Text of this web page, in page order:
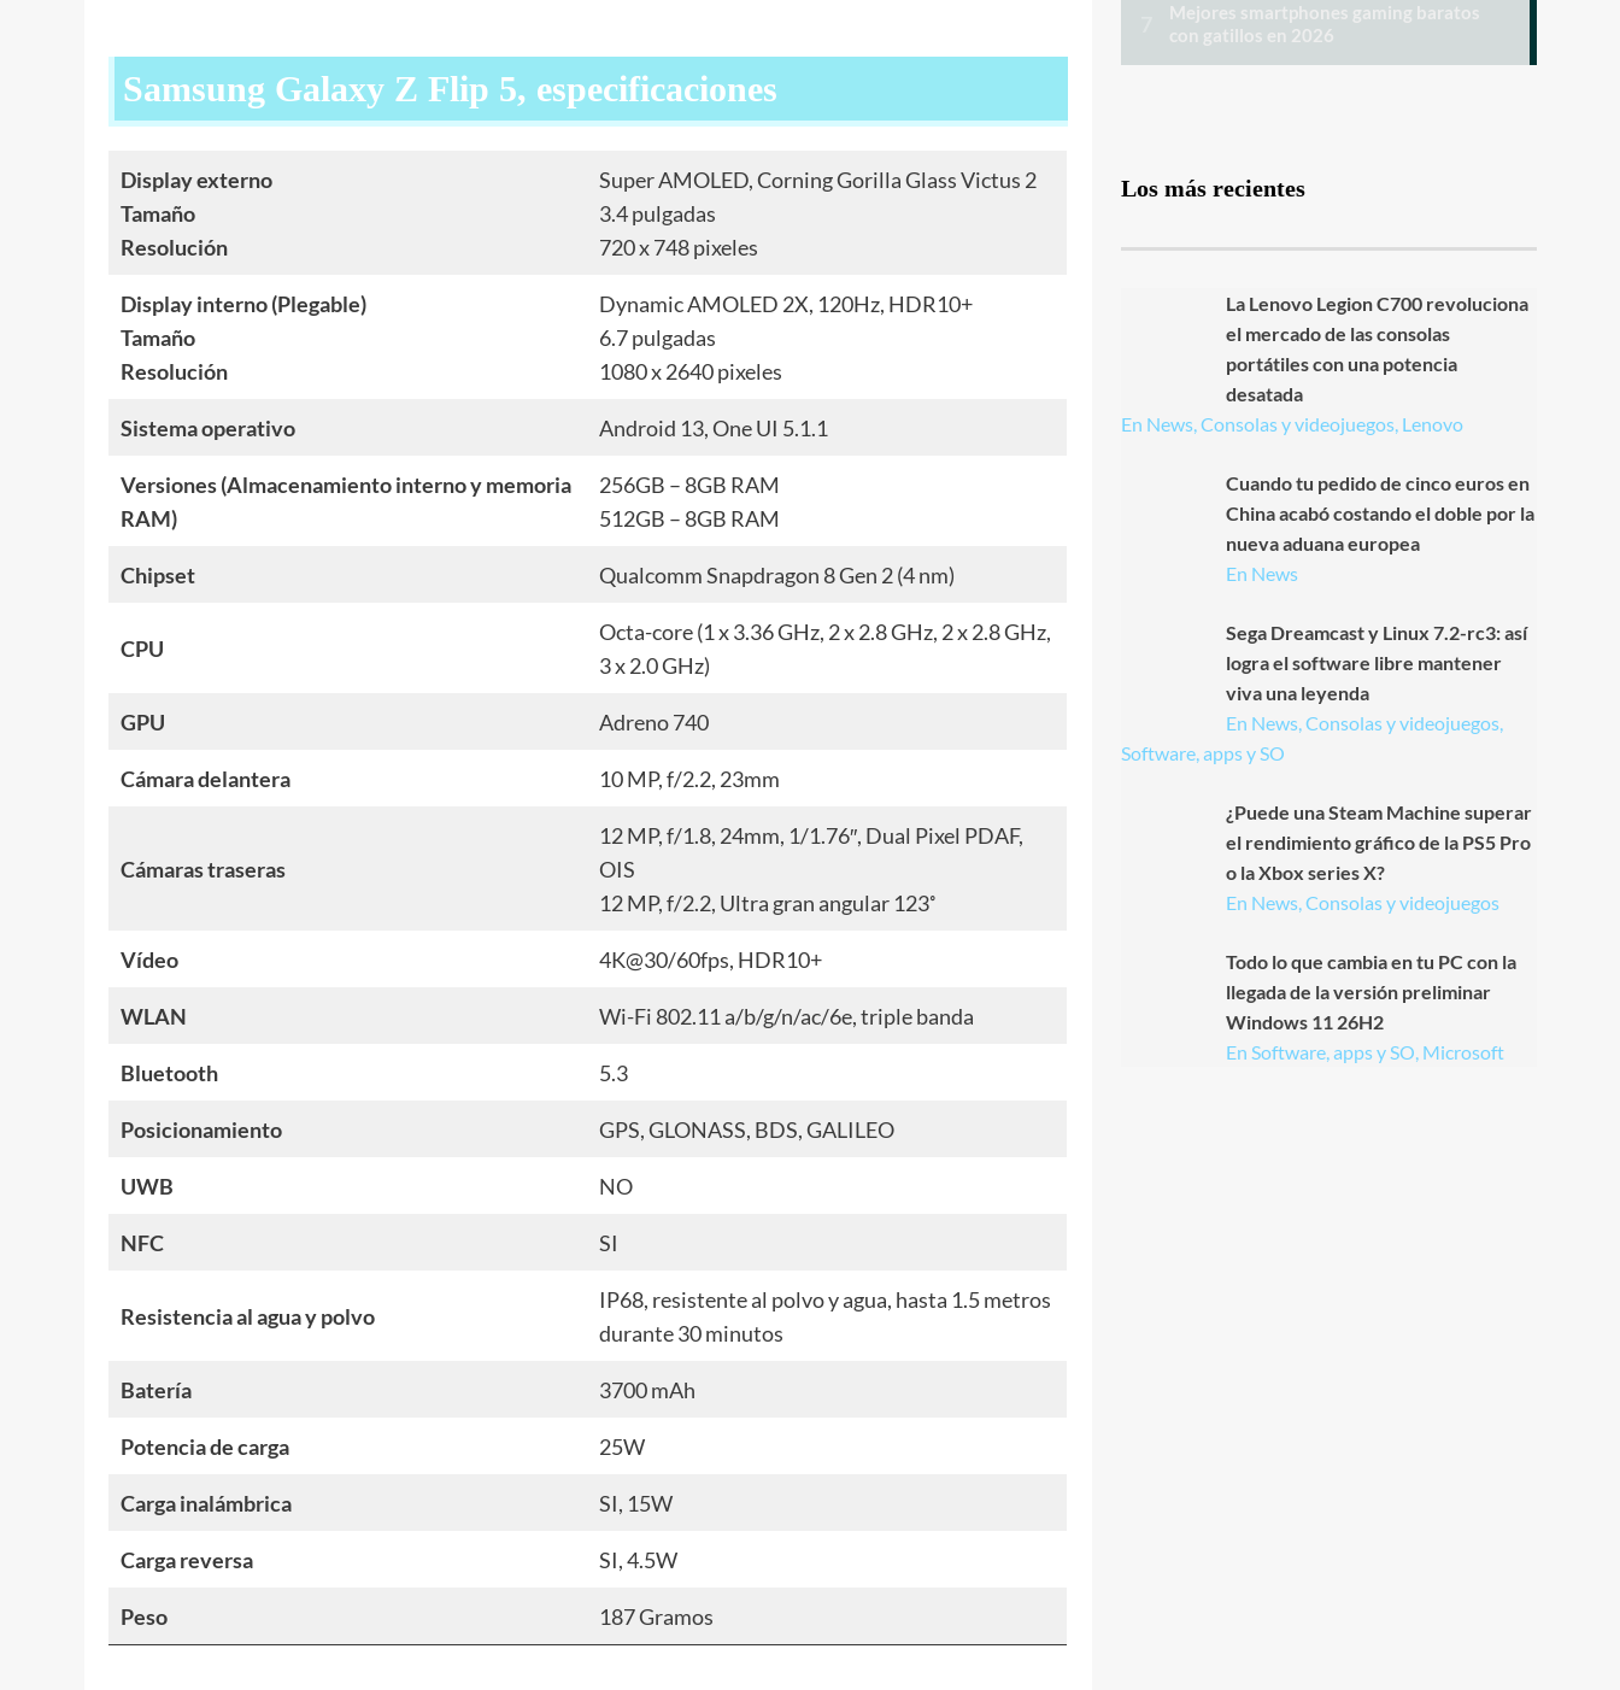
Samsung Galaxy Z Flip 5, especificaciones
Displayexterno
Tamaño
Resolución
Super AMOLED, Corning Gorilla Glass Victus 2
3.4 pulgadas
720 x 748 pixeles
Display interno (Plegable)
Tamaño
Resolución
Dynamic AMOLED 2X, 120Hz, HDR10+
6.7 pulgadas
1080 x 2640 pixeles
Sistema operativo Android 13, One UI 5.1.1
Versiones (Almacenamiento interno y memoria
RAM)
256GB – 8GB RAM
512GB – 8GB RAM
Chipset Qualcomm Snapdragon 8 Gen 2 (4 nm)
CPU
Octa-core (1 x 3.36 GHz, 2 x 2.8 GHz, 2 x 2.8 GHz,
3 x 2.0 GHz)
GPU Adreno 740
Cámara delantera 10 MP, f/2.2, 23mm
Cámaras traseras
12 MP, f/1.8, 24mm, 1/1.76″, Dual Pixel PDAF,
OIS
12 MP, f/2.2, Ultra gran angular 123˚
Vídeo 4K@30/60fps, HDR10+
WLAN Wi-Fi 802.11 a/b/g/n/ac/6e, triple banda
Bluetooth 5.3
Posicionamiento GPS, GLONASS, BDS, GALILEO
UWB NO
NFC SI
Resistencia al agua y polvo
IP68, resistente al polvo y agua, hasta 1.5 metros
durante 30 minutos
Batería 3700 mAh
Potencia de carga 25W
Carga inalámbrica SI, 15W
Carga reversa SI, 4.5W
Peso 187 Gramos
Los más recientes
La Lenovo Legion C700 revoluciona
el mercado de las consolas
portátiles con una potencia
desatada
En News, Consolas y videojuegos, Lenovo
Cuando tu pedido de cinco euros en
China acabó costando el doble por la
nueva aduana europea
En News
Sega Dreamcast y Linux 7.2-rc3: así
logra el software libre mantener
viva una leyenda
En News, Consolas y videojuegos,
Software, apps y SO
¿Puede una Steam Machine superar
el rendimiento gráfico de la PS5 Pro
o la Xbox series X?
En News, Consolas y videojuegos
Todo lo que cambia en tu PC con la
llegada de la versión preliminar
Windows 11 26H2
En Software, apps y SO, Microsoft